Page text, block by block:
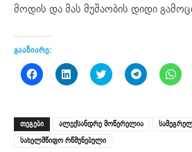
მოდის და მას მუშაობის დიდი
გააზიარე:
Click
to
(Opens
in
new
window)
Click
to
(Opens
in
new
window)
Click
to
(Opens
in
Click
to
(Opens
in
Click
to
in
ᲗᲔᲒᲔᲑᲘ ალექსანდრე მოწერელია
სახელმწიფო რწმუნებული